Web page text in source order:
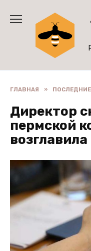
содержанию
ГЛАВНАЯ »
Директор
пермской